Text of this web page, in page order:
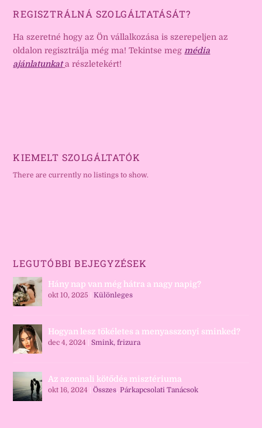
REGISZTRÁLNÁ SZOLGÁLTATÁSÁT?
Ha szeretné hogy az Ön vállalkozása is szerepeljen az
oldalon regisztrálja még ma! Tekintse megmédia
ajánlatunkat a részletekért!
KIEMELT SZOLGÁLTATÓK
There are currently no listings to show.
LEGUTÓBBI BEJEGYZÉSEK
Hány nap van még hátra a nagy napig?
okt 10, 2025 |Különleges
Hogyan lesz tökéletes a menyasszonyi sminked?
dec 4, 2024 |Smink, frizura
Az azonnali kötődés misztériuma
okt 16, 2024 |Összes,Párkapcsolati Tanácsok